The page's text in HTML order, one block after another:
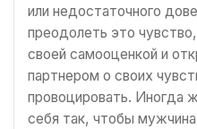
или недостаточного
преодолеть это
своей самооценкой и
партнером о своих
провоцировать. Иногда
себя так, чтобы